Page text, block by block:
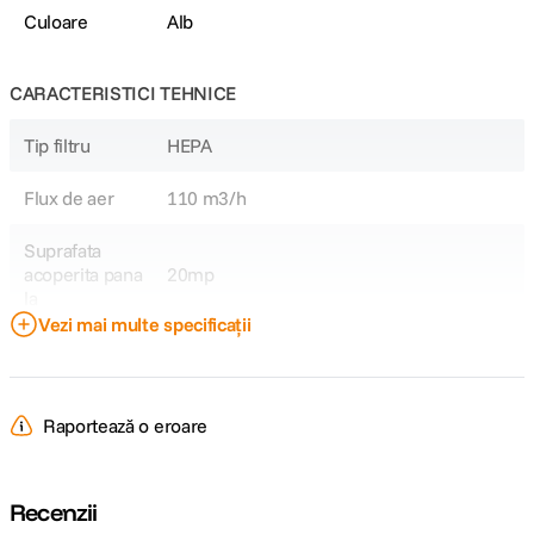
Culoare Alb
CARACTERISTICI TEHNICE
Tip filtru HEPA
Flux de aer 110 m3/h
Suprafata
acoperita pana
20mp
Cod producator Oberon 110
Vezi mai multe specificații
Raportează o eroare
Recenzii